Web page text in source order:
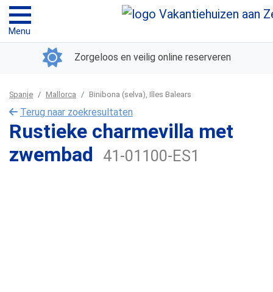
Menu
Zorgeloos en veilig online reserveren
Spanje Mallorca Binibona (selva), Illes Balears
Terug naar zoekresultaten
Rustieke charmevilla met
zwembad
41-01100-ES1